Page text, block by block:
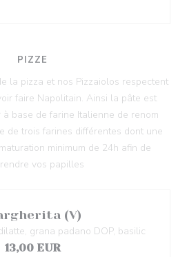
PIZZE
la pizza et nos Pizzaiolos respectent
faire Napolitain. Ainsi la pâte est
base de farine Italienne de renom
de trois farines différentes dont une
minimum de 24h afin de
vos papilles
(V)
grana padano DOP, basilic
13,00 EUR